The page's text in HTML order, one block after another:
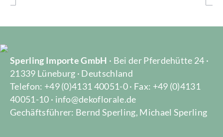
Sperling Importe GmbH · Bei der Pferdehütte 24 ·
21339 Lüneburg · Deutschland
Telefon: +49 (0)4131 40051-0 · Fax: +49 (0)4131
40051-10 · info@dekoflorale.de
Gechäftsführer: Bernd Sperling, Michael Sperling